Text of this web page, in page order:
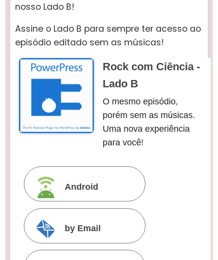
nosso Lado B!
Assine o Lado B para sempre ter acesso ao
episódio editado sem as músicas!
Rock com Ciência -
Lado B
O mesmo episódio,
porém sem as músicas.
Uma nova experiência
para você!
Android
by Email